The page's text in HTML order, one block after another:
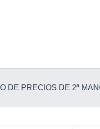
DE PRECIOS DE 2ª